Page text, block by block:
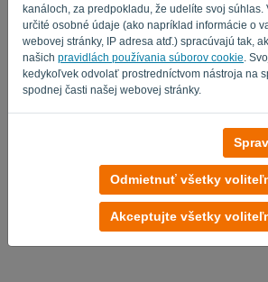
kanáloch, za predpokladu, že udelíte svoj súhlas.
určité osobné údaje (ako napríklad informácie o
webovej stránky, IP adresa atď.) spracúvajú tak,
našich pravidlách používania súborov cookie .
kedykoľvek odvolať prostredníctvom nástroja na
spodnej časti našej webovej stránky.
Odmietnuť všetky
Akceptujte všetky
Vyskúšajte teraz
Zásady ochrany osobných údajov-Obchodné